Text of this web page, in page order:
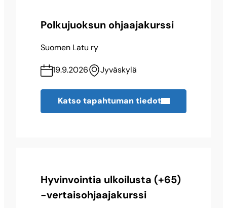
Polkujuoksun ohjaajakurssi
Suomen Latu ry
19.9.2026 Jyväskylä
Katso tapahtuman tiedot
Hyvinvointia ulkoilusta (+65)
-vertaisohjaajakurssi